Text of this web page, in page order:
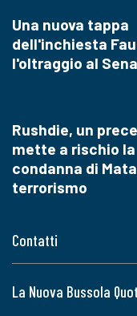
Contatti
La Nuova Bussola
Una nuova tappa
dell'inchiesta
l'oltraggio al
Rushdie, un
mette a rischio la
condanna di
terrorismo